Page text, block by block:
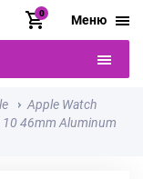
0 Меню
Apple Watch
46mm Aluminum